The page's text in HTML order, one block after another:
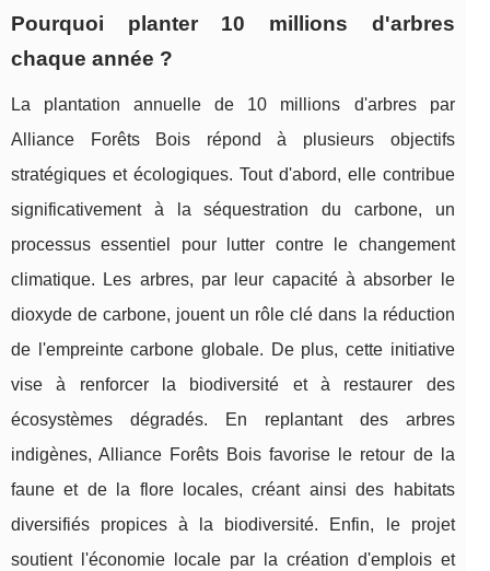
Pourquoi planter 10 millions d'arbres
chaque année ?
La plantation annuelle de 10 millions d'arbres par
Alliance Forêts Bois répond à plusieurs objectifs
stratégiques et écologiques. Tout d'abord, elle contribue
significativement à la séquestration du carbone, un
processus essentiel pour lutter contre le changement
climatique. Les arbres, par leur capacité à absorber le
dioxyde de carbone, jouent un rôle clé dans la réduction
de l'empreinte carbone globale. De plus, cette initiative
vise à renforcer la biodiversité et à restaurer des
écosystèmes dégradés. En replantant des arbres
indigènes, Alliance Forêts Bois favorise le retour de la
faune et de la flore locales, créant ainsi des habitats
diversifiés propices à la biodiversité. Enfin, le projet
soutient l'économie locale par la création d'emplois et